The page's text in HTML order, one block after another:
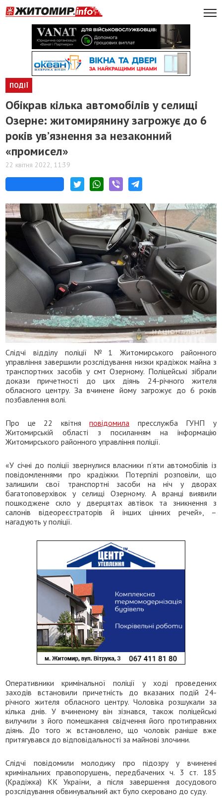
ПОДІЇ
Обікрав кілька автомобілів у селищі
Озерне: житомирянину загрожує до 6
років ув’язнення за незаконний
«промисел»
22 квітня 2022, 11:39
Слідчі відділу поліції №1 Житомирського районного
управління завершили розслідування низки крадіжок майна з
транспортних засобів у смт Озерному. Поліцейські зібрали
докази причетності до цих діянь 24-річного жителя
обласного центру. За вчинене йому загрожує до 6 років
позбавлення волі.
Про це 22 квітняповідомила пресслужба ГУНП у
Житомирській області з посиланням на інформацію
Житомирського районного управління поліції.
«У січні до поліції звернулися власники п’яти автомобілів із
повідомленнями про крадіжки. Потерпілі розповіли, що
залишили свої транспортні засоби на ніч у дворах
багатоповерхівок у селищі Озерному. А вранці виявили
пошкоджене скло у дверцятах автівок та зникнення з
салонів відеореєстраторів й інших цінних речей», –
нагадують у поліції.
Оперативники кримінальної поліції у ході проведених
заходів встановили причетність до вказаних подій 24-
річного жителя обласного центру. Чоловіка розшукали за
кілька днів. У вчиненому він зізнався, також поліцейські
вилучили з його помешкання свідчення його протиправних
діянь. До того ж встановлено, що чоловік раніше вже
притягувався до відповідальності за майнові злочини.
Слідчі повідомили молодику про підозру у вчиненні
кримінальних правопорушень, передбачених ч. 3 ст. 185
(Крадіжка) КК України, а після завершення досудового
розслідування обвинувальний акт було скеровано до суду.